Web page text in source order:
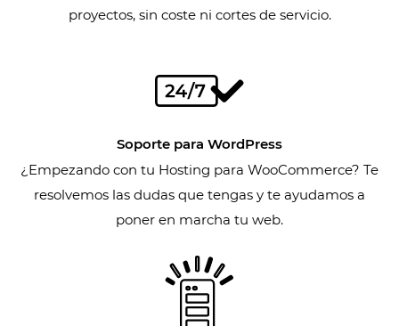
proyectos, sin coste ni cortes de servicio.
Soporte para WordPress
¿Empezando con tu Hosting para WooCommerce? Te
resolvemos las dudas que tengas y te ayudamos a
poner en marcha tu web.